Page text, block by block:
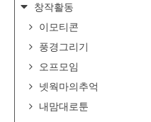
창작활동
이모티콘
풍경그리기
오프모임
넷웍마의추억
내맘대로툰